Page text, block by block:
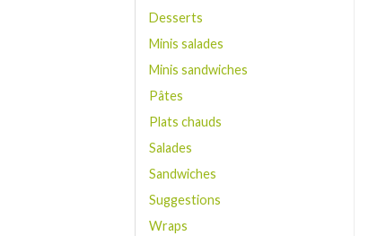
Desserts
Minis salades
Minis sandwiches
Pâtes
Plats chauds
Salades
Sandwiches
Suggestions
Wraps